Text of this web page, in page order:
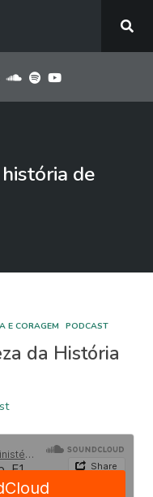
de
E CORAGEM PODCAST
da História